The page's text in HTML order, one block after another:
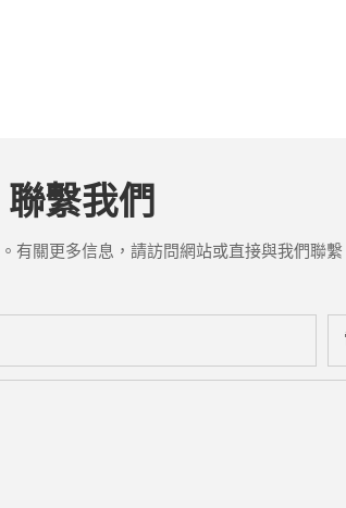
聯繫我們
有關更多信息，請訪問網站或直接與我們聯繫